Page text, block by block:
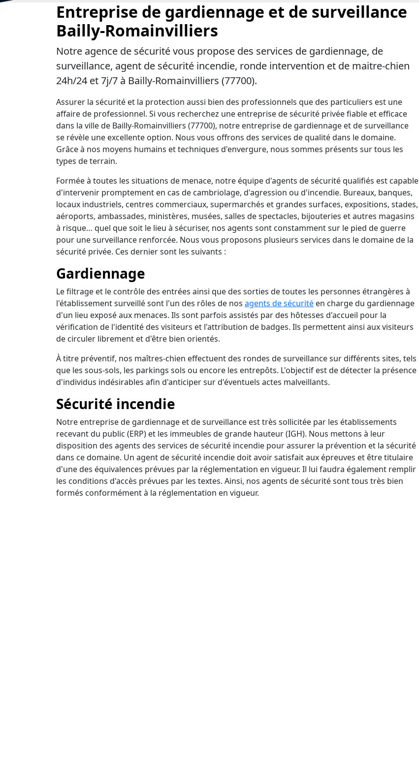
Entreprise de gardiennage et de surveillance
Bailly-Romainvilliers
Notre agence de sécurité vous propose des services de gardiennage, de
surveillance, agent de sécurité incendie, ronde intervention et de maitre-chien
24h/24 et 7j/7 à Bailly-Romainvilliers (77700).
Assurer la sécurité et la protection aussi bien des professionnels que des particuliers est une
affaire de professionnel. Si vous recherchez une entreprise de sécurité privée fiable et efficace
dans la ville de Bailly-Romainvilliers (77700), notre entreprise de gardiennage et de surveillance
se révèle une excellente option. Nous vous offrons des services de qualité dans le domaine.
Grâce à nos moyens humains et techniques d'envergure, nous sommes présents sur tous les
types de terrain.
Formée à toutes les situations de menace, notre équipe d'agents de sécurité qualifiés est capable
d'intervenir promptement en cas de cambriolage, d'agression ou d'incendie. Bureaux, banques,
locaux industriels, centres commerciaux, supermarchés et grandes surfaces, expositions, stades,
aéroports, ambassades, ministères, musées, salles de spectacles, bijouteries et autres magasins
à risque… quel que soit le lieu à sécuriser, nos agents sont constamment sur le pied de guerre
pour une surveillance renforcée. Nous vous proposons plusieurs services dans le domaine de la
sécurité privée. Ces dernier sont les suivants :
Gardiennage
Le filtrage et le contrôle des entrées ainsi que des sorties de toutes les personnes étrangères à
l'établissement surveillé sont l'un des rôles de nos agents de sécurité en charge du gardiennage
d'un lieu exposé aux menaces. Ils sont parfois assistés par des hôtesses d'accueil pour la
vérification de l'identité des visiteurs et l'attribution de badges. Ils permettent ainsi aux visiteurs
de circuler librement et d'être bien orientés.
À titre préventif, nos maîtres-chien effectuent des rondes de surveillance sur différents sites, tels
que les sous-sols, les parkings sols ou encore les entrepôts. L'objectif est de détecter la présence
d'individus indésirables afin d'anticiper sur d'éventuels actes malveillants.
Sécurité incendie
Notre entreprise de gardiennage et de surveillance est très sollicitée par les établissements
recevant du public (ERP) et les immeubles de grande hauteur (IGH). Nous mettons à leur
disposition des agents des services de sécurité incendie pour assurer la prévention et la sécurité
dans ce domaine. Un agent de sécurité incendie doit avoir satisfait aux épreuves et être titulaire
d'une des équivalences prévues par la réglementation en vigueur. Il lui faudra également remplir
les conditions d'accès prévues par les textes. Ainsi, nos agents de sécurité sont tous très bien
formés conformément à la réglementation en vigueur.